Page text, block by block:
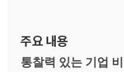
주요 내용
통찰력 있는 기업